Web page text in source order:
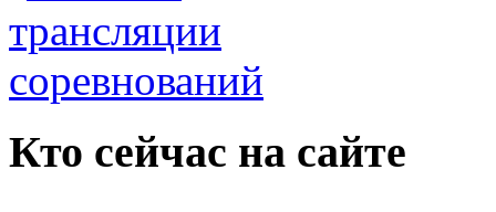
Кто сейчас на сайте